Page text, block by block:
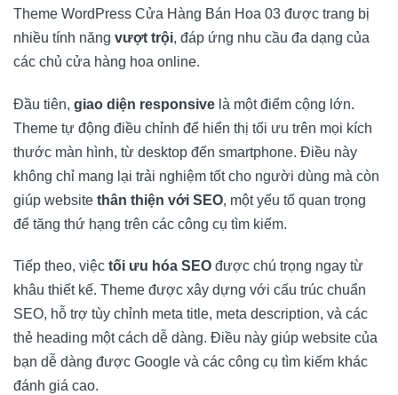
Theme WordPress Cửa Hàng Bán Hoa 03 được trang bị
nhiều tính năng vượt trội, đáp ứng nhu cầu đa dạng của
các chủ cửa hàng hoa online.
Đầu tiên, giao diện responsive là một điểm cộng lớn.
Theme tự động điều chỉnh để hiển thị tối ưu trên mọi kích
thước màn hình, từ desktop đến smartphone. Điều này
không chỉ mang lại trải nghiệm tốt cho người dùng mà còn
giúp website thân thiện với SEO, một yếu tố quan trọng
để tăng thứ hạng trên các công cụ tìm kiếm.
Tiếp theo, việc tối ưu hóa SEO được chú trọng ngay từ
khâu thiết kế. Theme được xây dựng với cấu trúc chuẩn
SEO, hỗ trợ tùy chỉnh meta title, meta description, và các
thẻ heading một cách dễ dàng. Điều này giúp website của
bạn dễ dàng được Google và các công cụ tìm kiếm khác
đánh giá cao.